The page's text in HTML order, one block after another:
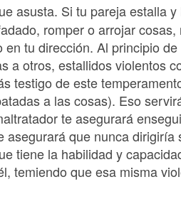
asusta. Si tu pareja estalla y
romper o arrojar cosas,
tu dirección. Al principio de
a otros, estallidos violentos
testigo de este
a las cosas). Eso
te asegurará
asegurará que nunca dirigiría
tiene la habilidad y
temiendo que esa misma